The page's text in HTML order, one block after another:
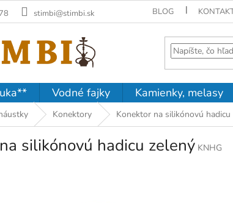
stimbi@stimbi.sk BLOG
Vodné fajky Kamienky, melasy
Konektory Konektor na silikónovú hadicu
silikónovú hadicu zelený KNHG